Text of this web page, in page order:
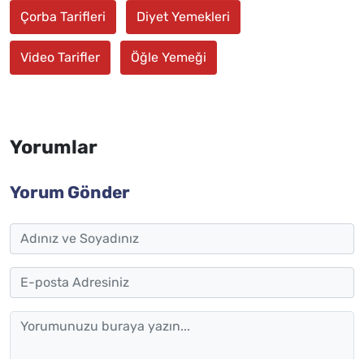
Çorba Tarifleri Diyet Yemekleri
Video Tarifler Öğle Yemeği
Yorumlar
Yorum Gönder